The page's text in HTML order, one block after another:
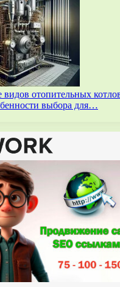
видов отопительных
выбора для…